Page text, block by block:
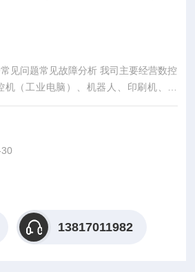
见问题常见故障分析 我司主要经营数控
（工业电脑）、机器人、印刷机、电
电路板维修；各种工业CPU主板维修、
速器维修、工业电源维修、工业触摸屏
仪表维修、PLC维修、工业显示器维修
13817011982